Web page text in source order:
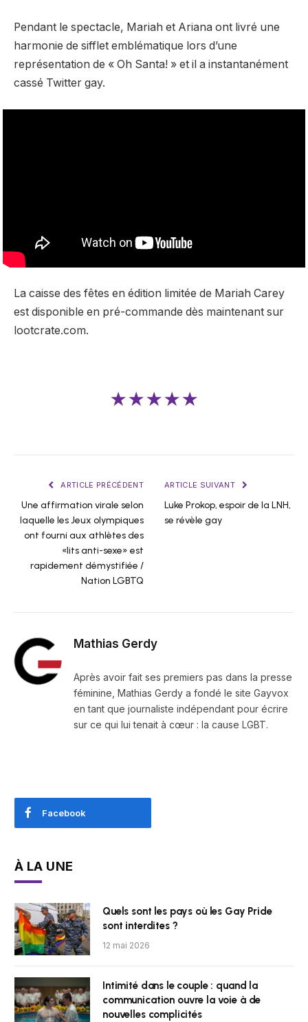
Pendant le spectacle, Mariah et Ariana ont livré une
harmonie de sifflet emblématique lors d’une
représentation de « Oh Santa! » et il a instantanément
cassé Twitter gay.
La caisse des fêtes en édition limitée de Mariah Carey
est disponible en pré-commande dès maintenant sur
lootcrate.com.
★★★★★
ARTICLE PRÉCÉDENT
Une affirmation virale selon
laquelle les Jeux olympiques
ont fourni aux athlètes des
«lits anti-sexe» est
rapidement démystifiée /
Nation LGBTQ
ARTICLE SUIVANT
Luke Prokop, espoir de la LNH,
se révèle gay
Mathias Gerdy
Après avoir fait ses premiers pas dans la presse
féminine, Mathias Gerdy a fondé le site Gayvox
en tant que journaliste indépendant pour écrire
sur ce qui lui tenait à cœur : la cause LGBT.
Facebook
À LA UNE
Quels sont les pays où les Gay Pride
sont interdites ?
12 mai 2026
Intimité dans le couple : quand la
communication ouvre la voie à de
nouvelles complicités